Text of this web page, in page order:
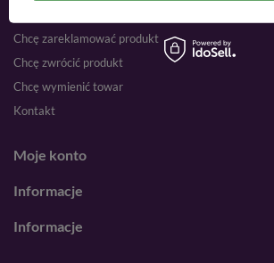
Chcę zareklamować produkt
Chcę zwrócić produkt
Chcę wymienić towar
Kontakt
Moje konto
Informacje
Informacje